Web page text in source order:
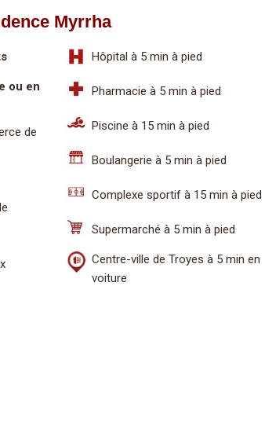
Myrrha
ou en
de
Hôpital à 5 min à pied
Pharmacie à 5 min à pied
Piscine à 15 min à pied
Boulangerie à 5 min à pied
Complexe sportif à 15 min à pied
Supermarché à 5 min à pied
Centre-ville de Troyes à 5 min en
voiture